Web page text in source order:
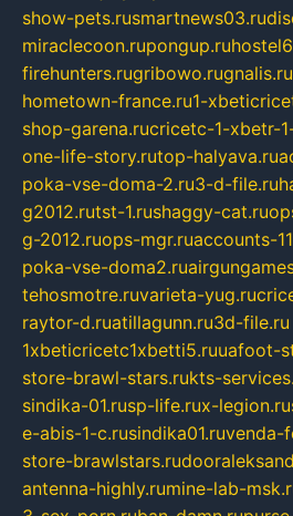
show-pets.rusmartnews03.ru
miraclecoon.rupongup.ru
firehunters.rugribowo.rugnalis.ru
hometown-france.ru1-
shop-garena.rucricetc-1-xbetr-
one-life-story.rutop-halyava.ru
poka-vse-doma-2.ru3-d-file.ru
g2012.rutst-1.rushaggy-cat.ru
g-2012.ruops-mgr.ruaccounts-
poka-vse-doma2.ru
tehosmotre.ruvarieta-yug.ru
raytor-d.ruatillagunn.ru3d-file.ru
1xbeticricetc1xbetti5.ruuafoot-
store-brawl-stars.rukts-
sindika-01.rusp-life.rux-legion.ru
e-abis-1-c.rusindika01.ruvenda-
store-brawlstars.ru
antenna-highly.rumine-lab-